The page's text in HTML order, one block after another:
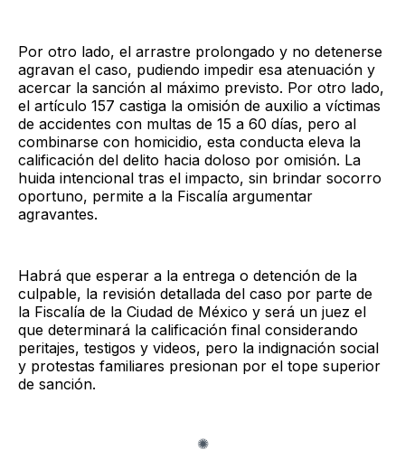
Por otro lado, el arrastre prolongado y no detenerse
agravan el caso, pudiendo impedir esa atenuación y
acercar la sanción al máximo previsto. Por otro lado,
el artículo 157 castiga la omisión de auxilio a víctimas
de accidentes con multas de 15 a 60 días, pero al
combinarse con homicidio, esta conducta eleva la
calificación del delito hacia doloso por omisión. La
huida intencional tras el impacto, sin brindar socorro
oportuno, permite a la Fiscalía argumentar
agravantes.
Habrá que esperar a la entrega o detención de la
culpable, la revisión detallada del caso por parte de
la Fiscalía de la Ciudad de México y será un juez el
que determinará la calificación final considerando
peritajes, testigos y videos, pero la indignación social
y protestas familiares presionan por el tope superior
de sanción.